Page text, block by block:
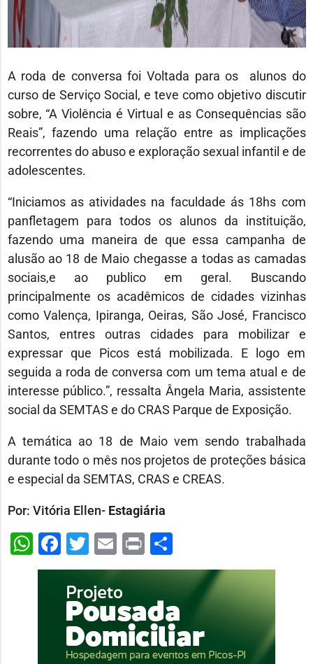
A roda de conversa foi Voltada para os alunos do
curso de Serviço Social, e teve como objetivo discutir
sobre, “A Violência é Virtual e as Consequências são
Reais”, fazendo uma relação entre as implicações
recorrentes do abuso e exploração sexual infantil e de
adolescentes.
“Iniciamos as atividades na faculdade ás 18hs com
panfletagem para todos os alunos da instituição,
fazendo uma maneira de que essa campanha de
alusão ao 18 de Maio chegasse a todas as camadas
sociais,e ao publico em geral. Buscando
principalmente os acadêmicos de cidades vizinhas
como Valença, Ipiranga, Oeiras, São José, Francisco
Santos, entres outras cidades para mobilizar e
expressar que Picos está mobilizada. E logo em
seguida a roda de conversa com um tema atual e de
interesse público.”, ressalta Ângela Maria, assistente
social da SEMTAS e do CRAS Parque de Exposição.
A temática ao 18 de Maio vem sendo trabalhada
durante todo o mês nos projetos de proteções básica
e especial da SEMTAS, CRAS e CREAS.
Por: Vitória Ellen- Estagiária
WhatsApp
Facebook
Twitter
Email
PrintShare